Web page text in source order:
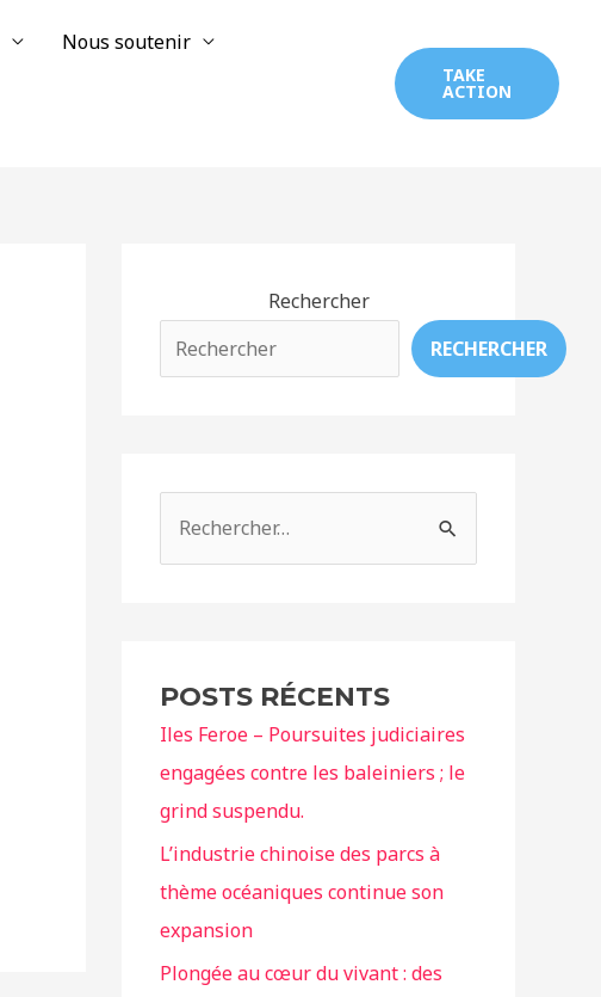
Nous soutenir
TAKE
ACTION
Rechercher
RECHERCHER
r
c
h
e
r
:
POSTS RÉCENTS
Iles Feroe – Poursuites judiciaires
engagées contre les baleiniers ; le
grind suspendu.
L’industrie chinoise des parcs à
thème océaniques continue son
expansion
Plongée au cœur du vivant : des